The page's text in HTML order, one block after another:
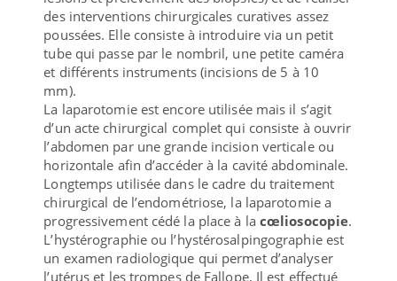
des interventions chirurgicales curatives assez
poussées. Elle consiste à introduire via un petit
tube qui passe par le nombril, une petite caméra
et différents instruments (incisions de 5 à 10
mm).
La laparotomie est encore utilisée mais il s’agit
d’un acte chirurgical complet qui consiste à ouvrir
l’abdomen par une grande incision verticale ou
horizontale afin d’accéder à la cavité abdominale.
Longtemps utilisée dans le cadre du traitement
chirurgical de l’endométriose, la laparotomie a
progressivement cédé la place à la cœliosocopie.
L’hystérographie ou l’hystérosalpingographie est
un examen radiologique qui permet d’analyser
l’utérus et les trompes de Fallope. Il est effectué